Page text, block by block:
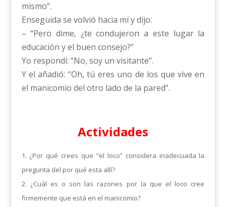
mismo”.
Enseguida se volvió hacia mí y dijo:
– “Pero dime, ¿te condujeron a este lugar la
educación y el buen consejo?”
Yo respondí: “No, soy un visitante”.
Y el añadió: “Oh, tú eres uno de los que vive en
el manicomio del otro lado de la pared”.
Actividades
1. ¿Por qué crees que “el loco” considera inadecuada la
pregunta del por qué esta allí?
2. ¿Cuál es o son las razones por la que el loco cree
firmemente que está en el manicomio?